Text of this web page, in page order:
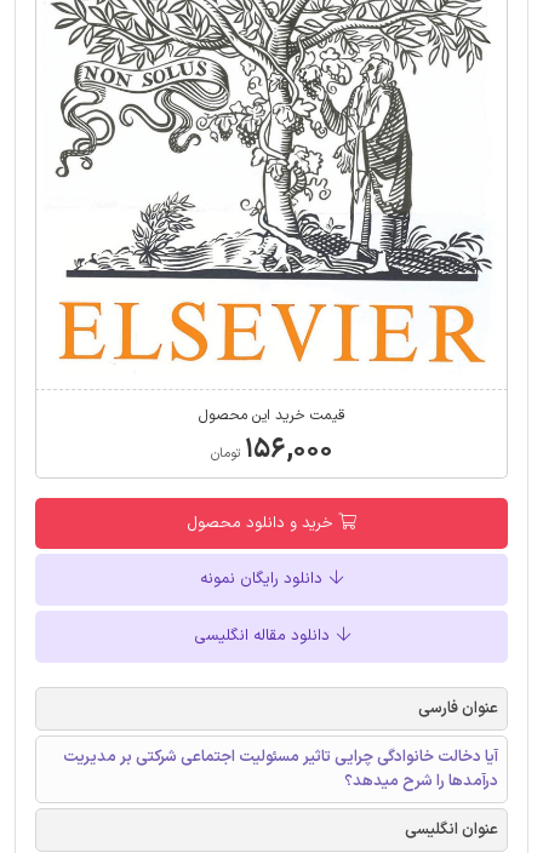
قیمت خرید این محصول
۱۵۶,۰۰۰ تومان
خرید و دانلود محصول
دانلود رایگان نمونه
دانلود مقاله انگلیسی
عنوان فارسی
آیا دخالت خانوادگی چرایی تاثیر مسئولیت اجتماعی شرکتی بر مدیریت
درآمدها را شرح میدهد؟
عنوان انگلیسی